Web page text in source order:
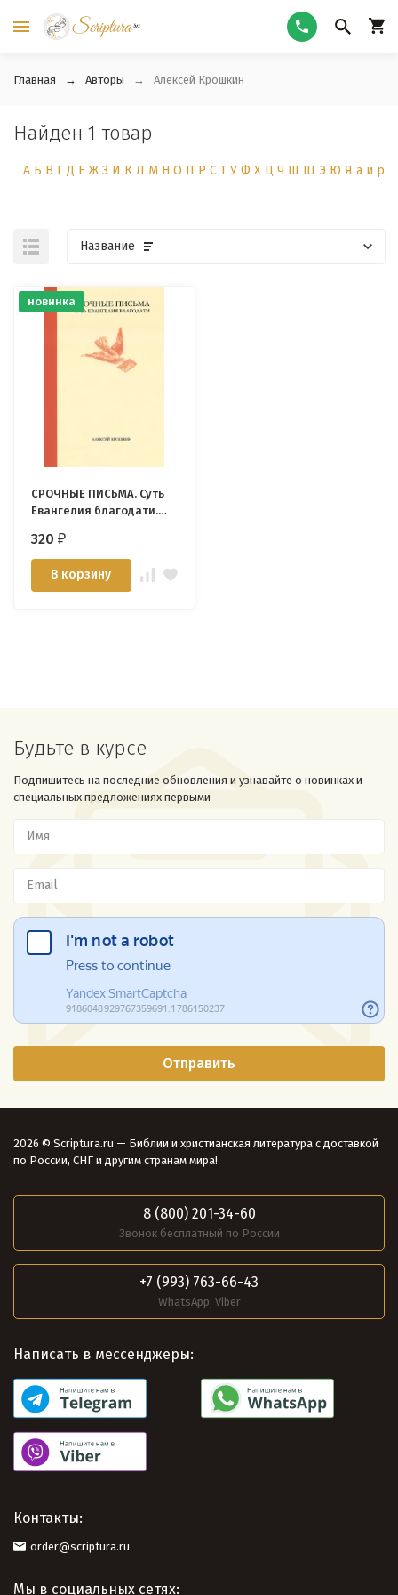
Главная Авторы Алексей Крошкин
Найден 1 товар
А Б В Г Д Е Ж З И К Л М Н О П Р С Т У Ф Х Ц Ч Ш Щ Э Ю Я а и р
Название
новинка
СРОЧНЫЕ ПИСЬМА. Суть
Евангелия благодати.
320₽
В корзину
Будьте в курсе
Подпишитесь на последние обновления и узнавайте о новинках и
специальных предложениях первыми
2026 © Scriptura.ru — Библии и христианская литература с доставкой
по России, СНГ и другим странам мира!
8 (800) 201-34-60
Звонок бесплатный по России
+7 (993) 763-66-43
WhatsApp, Viber
Написать в мессенджеры:
Контакты:
order@scriptura.ru
Мы в социальных сетях: